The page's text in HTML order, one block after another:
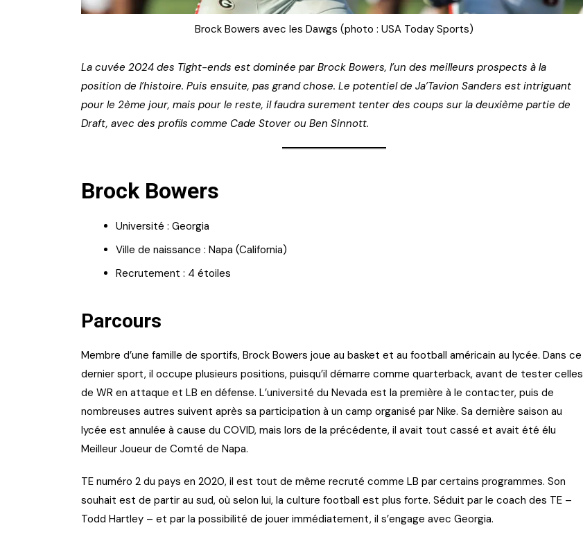
Brock Bowers avec les Dawgs (photo : USA Today Sports)
La cuvée 2024 des Tight-ends est dominée par Brock Bowers, l’un des meilleurs prospects à la
position de l’histoire. Puis ensuite, pas grand chose. Le potentiel de Ja’Tavion Sanders est intriguant
pour le 2ème jour, mais pour le reste, il faudra surement tenter des coups sur la deuxième partie de
Draft, avec des profils comme Cade Stover ou Ben Sinnott.
Brock Bowers
Université : Georgia
Ville de naissance : Napa (California)
Recrutement : 4 étoiles
Parcours
Membre d’une famille de sportifs, Brock Bowers joue au basket et au football américain au lycée. Dans ce
dernier sport, il occupe plusieurs positions, puisqu’il démarre comme quarterback, avant de tester celles
de WR en attaque et LB en défense. L’université du Nevada est la première à le contacter, puis de
nombreuses autres suivent après sa participation à un camp organisé par Nike. Sa dernière saison au
lycée est annulée à cause du COVID, mais lors de la précédente, il avait tout cassé et avait été élu
Meilleur Joueur de Comté de Napa.
TE numéro 2 du pays en 2020, il est tout de même recruté comme LB par certains programmes. Son
souhait est de partir au sud, où selon lui, la culture football est plus forte. Séduit par le coach des TE –
Todd Hartley – et par la possibilité de jouer immédiatement, il s’engage avec Georgia.